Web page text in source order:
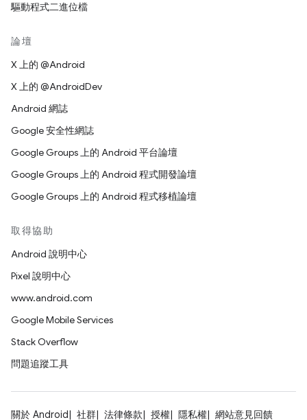
驅動程式二進位檔
論壇
X 上的 @Android
X 上的 @AndroidDev
Android 網誌
Google 安全性網誌
Google Groups 上的 Android 平台論壇
Google Groups 上的 Android 程式開發論壇
Google Groups 上的 Android 程式移植論壇
取得協助
Android 說明中心
Pixel 說明中心
www.android.com
Google Mobile Services
Stack Overflow
問題追蹤工具
關於 Android 社群 法律條款 授權 隱私權 網站意見回饋